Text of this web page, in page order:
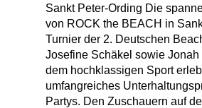
Sankt Peter-Ording Die
von ROCK the BEACH in
Turnier der 2. Deutschen
Josefine Schäkel sowie
dem hochklassigen Sport
umfangreiches
Partys. Den Zuschauern auf